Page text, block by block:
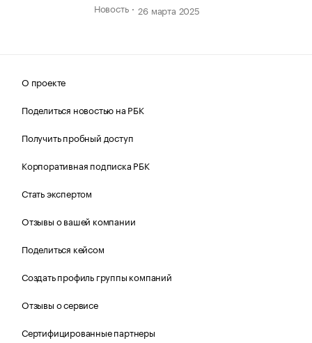
Новость 26 марта 2025
О проекте
Поделиться новостью на РБК
Получить пробный доступ
Корпоративная подписка РБК
Стать экспертом
Отзывы о вашей компании
Поделиться кейсом
Создать профиль группы компаний
Отзывы о сервисе
Сертифицированные партнеры